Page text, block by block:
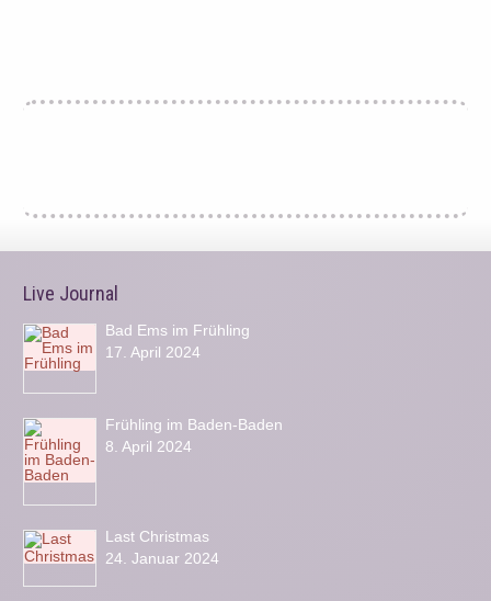
Live Journal
Bad Ems im Frühling
17. April 2024
Frühling im Baden-Baden
8. April 2024
Last Christmas
24. Januar 2024